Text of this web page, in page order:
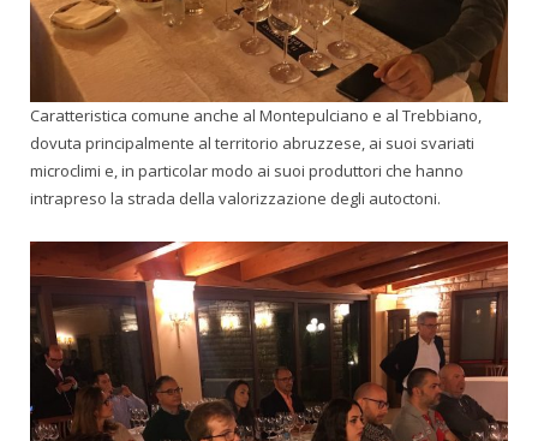
Caratteristica comune anche al Montepulciano e al Trebbiano,
dovuta principalmente al territorio abruzzese, ai suoi svariati
microclimi e, in particolar modo ai suoi produttori che hanno
intrapreso la strada della valorizzazione degli autoctoni.